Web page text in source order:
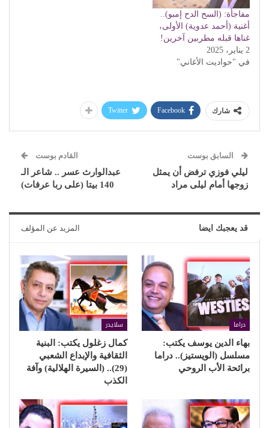
مفاجأة: (السح الدح إمبو)..
أغنية (أحمد عدوية) الأولى،
غناها قبله مطربين آخرين!
2 يناير، 2025
في "حواديت الأغاني"
شارك Facebook
Twitter
السابق بوست
ليلي فوزي ترفض أن يمثل
زوجها أمام ليلى مراد
القادم بوست
عبدالوارث عسر .. شاعر الـ
140 بيتا (على ربا عرفات)
قد يعجبك ايضا المزيد عن المؤلف
دراما
بهاء الدين يوسف يكتب:
مسلسل (الويستيز).. دراما
برائحة الأب الروحي
سلايدر
كمال زغلول يكتب: البنية
الثقافية والإبداع الشعبي
(29).. (السيرة الهلالية) وآفة
الكذب